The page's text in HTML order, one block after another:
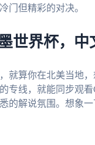
门但精彩的对决。
世界杯，中
就算你在北美当地
专线，就能同步观
的解说氛围。想象